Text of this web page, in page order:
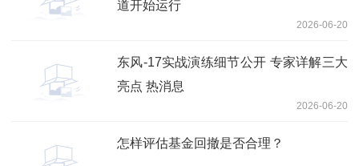
道开始运行
2026-06-20
东风-17实战演练细节公开 专家详解三大
亮点 热消息
2026-06-20
怎样评估基金回撤是否合理？